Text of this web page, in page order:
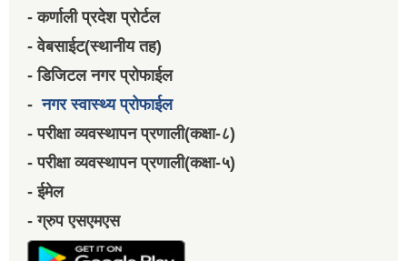
- कर्णाली प्रदेश प्रोर्टल
- वेबसाईट(स्थानीय तह)
- डिजिटल नगर प्रोफाईल
-नगर स्वास्थ्य प्रोफाईल
- परीक्षा व्यवस्थापन प्रणाली(कक्षा-८)
- परीक्षा व्यवस्थापन प्रणाली(कक्षा-५)
- ईमेल
- ग्रुप एसएमएस